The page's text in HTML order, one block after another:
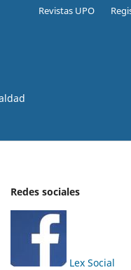
Revistas UPO
Redes sociales
Lex Social